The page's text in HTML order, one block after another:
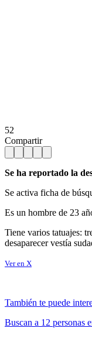
52
Compartir
Se ha reportado la
Se activa ficha de
Es un hombre de 23
Tiene varios tatuajes:
desaparecer vestía
Ver en X
También te puede
Buscan a 12 personas